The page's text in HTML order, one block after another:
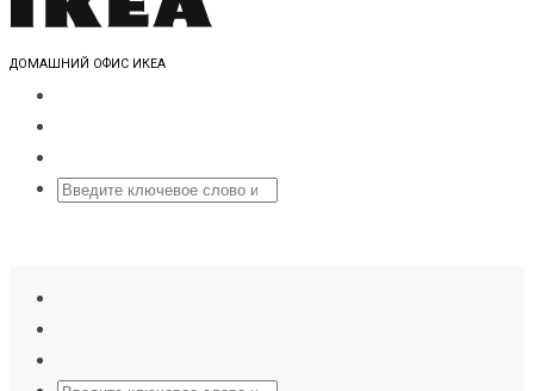
ДОМАШНИЙ ОФИС ИКЕА